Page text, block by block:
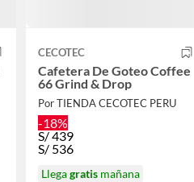
CECOTEC
Cafetera De Goteo Coffee
66 Grind & Drop
Por TIENDA CECOTEC PERU
-18%
S/439
S/ 536
Llegagratismañana